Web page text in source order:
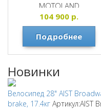
MOTOLAND
104 900 р.
Подробнее
Новинки
Велосипед 28" AIST
brake, 17.4кг Артикул:AIST